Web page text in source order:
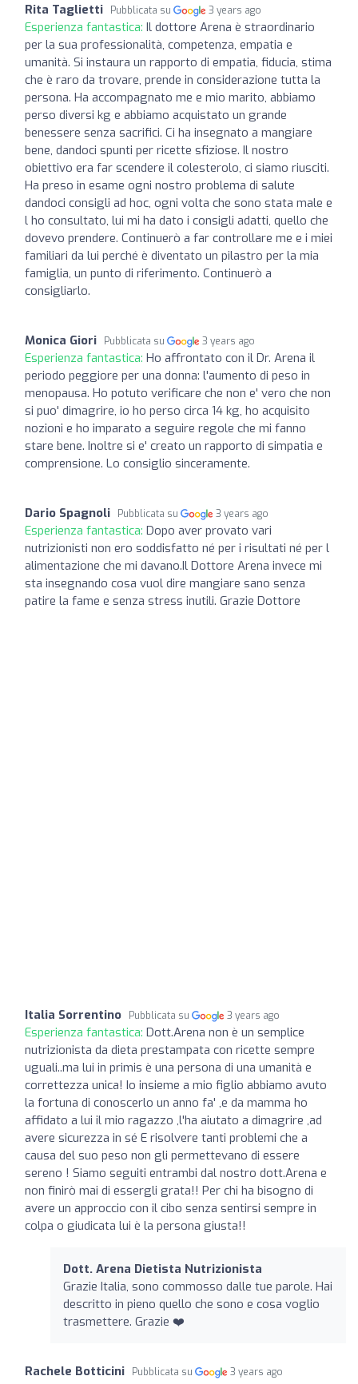
Rita Taglietti Pubblicata su 3 years ago
Esperienza fantastica: Il dottore Arena è straordinario
per la sua professionalità, competenza, empatia e
umanità. Si instaura un rapporto di empatia, fiducia, stima
che è raro da trovare, prende in considerazione tutta la
persona. Ha accompagnato me e mio marito, abbiamo
perso diversi kg e abbiamo acquistato un grande
benessere senza sacrifici. Ci ha insegnato a mangiare
bene, dandoci spunti per ricette sfiziose. Il nostro
obiettivo era far scendere il colesterolo, ci siamo riusciti.
Ha preso in esame ogni nostro problema di salute
dandoci consigli ad hoc, ogni volta che sono stata male e
l ho consultato, lui mi ha dato i consigli adatti, quello che
dovevo prendere. Continuerò a far controllare me e i miei
familiari da lui perché è diventato un pilastro per la mia
famiglia, un punto di riferimento. Continuerò a
consigliarlo.
Monica Giori Pubblicata su 3 years ago
Esperienza fantastica: Ho affrontato con il Dr. Arena il
periodo peggiore per una donna: l'aumento di peso in
menopausa. Ho potuto verificare che non e' vero che non
si puo' dimagrire, io ho perso circa 14 kg, ho acquisito
nozioni e ho imparato a seguire regole che mi fanno
stare bene. Inoltre si e' creato un rapporto di simpatia e
comprensione. Lo consiglio sinceramente.
Dario Spagnoli Pubblicata su 3 years ago
Esperienza fantastica: Dopo aver provato vari
nutrizionisti non ero soddisfatto né per i risultati né per l
alimentazione che mi davano.Il Dottore Arena invece mi
sta insegnando cosa vuol dire mangiare sano senza
patire la fame e senza stress inutili. Grazie Dottore
Italia Sorrentino Pubblicata su 3 years ago
Esperienza fantastica: Dott.Arena non è un semplice
nutrizionista da dieta prestampata con ricette sempre
uguali..ma lui in primis è una persona di una umanità e
correttezza unica! Io insieme a mio figlio abbiamo avuto
la fortuna di conoscerlo un anno fa' ,e da mamma ho
affidato a lui il mio ragazzo ,l'ha aiutato a dimagrire ,ad
avere sicurezza in sé E risolvere tanti problemi che a
causa del suo peso non gli permettevano di essere
sereno ! Siamo seguiti entrambi dal nostro dott.Arena e
non finirò mai di essergli grata!! Per chi ha bisogno di
avere un approccio con il cibo senza sentirsi sempre in
colpa o giudicata lui è la persona giusta!!
Dott. Arena Dietista Nutrizionista
Grazie Italia, sono commosso dalle tue parole. Hai
descritto in pieno quello che sono e cosa voglio
trasmettere. Grazie ❤️
Rachele Botticini Pubblicata su 3 years ago